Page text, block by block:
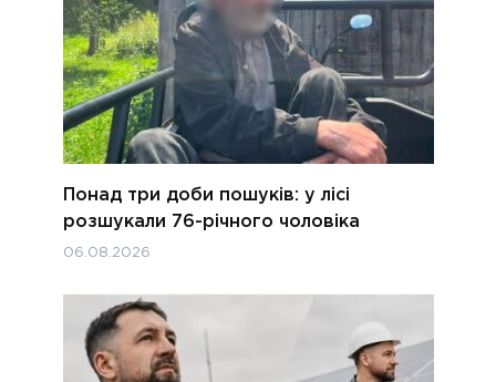
Понад три доби пошуків: у лісі
розшукали 76-річного чоловіка
06.08.2026